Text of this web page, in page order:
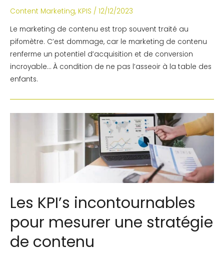
Content Marketing, KPIS / 12/12/2023
Le marketing de contenu est trop souvent traité au
pifomètre. C’est dommage, car le marketing de contenu
renferme un potentiel d’acquisition et de conversion
incroyable… À condition de ne pas l’asseoir à la table des
enfants.
Les KPI’s incontournables
pour mesurer une stratégie
de contenu